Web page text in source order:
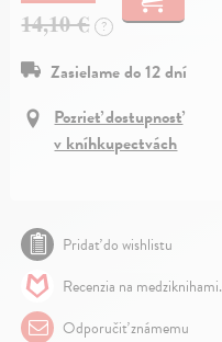
14,10 € ?
Zasielame do 12 dní
Pozrieť dostupnosť
v kníhkupectvách
Pridať do wishlistu
Recenzia na
Odporučiť známemu